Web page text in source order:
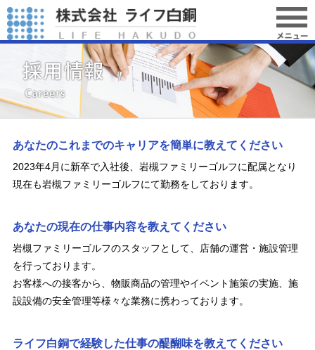
あなたのこれまでのキャリアを簡単に教えてください
2023年4月に新卒で入社後、岩槻ファミリーゴルフに配属となり
現在も岩槻ファミリーゴルフにて勤務をしております。
あなたの現在の仕事内容を教えてください
岩槻ファミリーゴルフのスタッフとして、店舗の運営・施設管理
を行っております。
お客様への接客から、物販商品の管理やイベント施策の実施、施
設設備の安全管理等様々な業務に携わっております。
ライフ白銅で経験した仕事の醍醐味を教えてください